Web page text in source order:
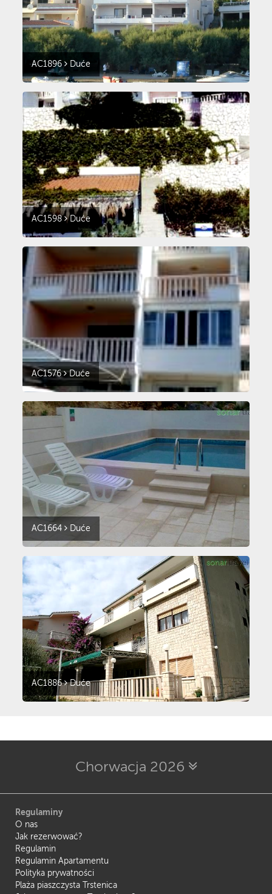
AC1896 Duće
AC1598 Duće
AC1576 Duće
AC1664 Duće
AC1886 Duće
Chorwacja 2026
Regulaminy
O nas
Jak rezerwować?
Regulamin
Regulamin Apartamentu
Polityka prywatności
Plaża piaszczysta Trstenica